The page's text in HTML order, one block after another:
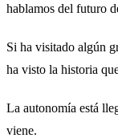
hablamos del futuro
Si ha visitado algún
ha visto la historia
La autonomía está
viene.